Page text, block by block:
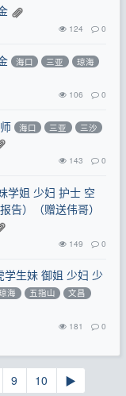
124 0
海口 三亚
琼海
106 0
海口 三亚
三沙
143 0
学姐 少妇 护士 空
告）（赠送伟哥）
149 0
生妹 御姐 少妇 少
海 五指山
文昌
181 0
9 10 ▶